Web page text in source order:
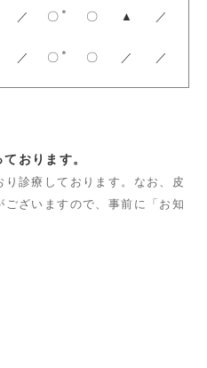
／ 〇 ＊ 〇 ▲ ／
／ 〇 ＊ 〇 ／ ／
おります。
診療しております。なお、皮
ざいますので、事前に「お知